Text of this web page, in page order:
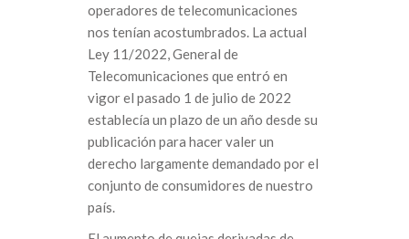
operadores de telecomunicaciones
nos tenían acostumbrados. La actual
Ley 11/2022, General de
Telecomunicaciones que entró en
vigor el pasado 1 de julio de 2022
establecía un plazo de un año desde su
publicación para hacer valer un
derecho largamente demandado por el
conjunto de consumidores de nuestro
país.